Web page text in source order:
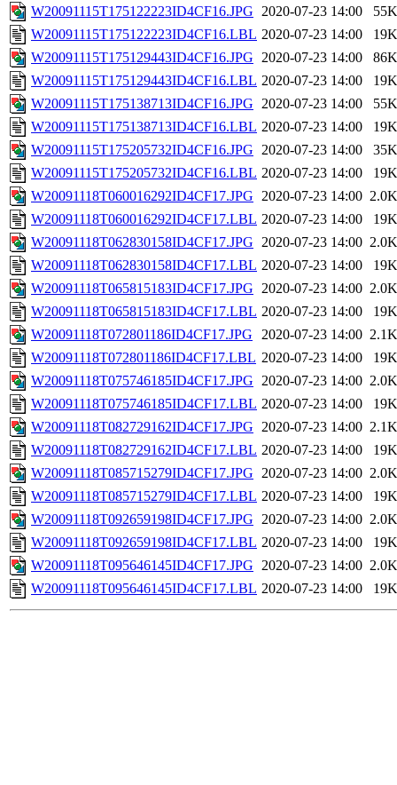
W20091115T175122223ID4CF16.JPG 2020-07-23 14:00
55K
W20091115T175122223ID4CF16.LBL 2020-07-23 14:00
19K
W20091115T175129443ID4CF16.JPG 2020-07-23 14:00
86K
W20091115T175129443ID4CF16.LBL 2020-07-23 14:00
19K
W20091115T175138713ID4CF16.JPG 2020-07-23 14:00
55K
W20091115T175138713ID4CF16.LBL 2020-07-23 14:00
19K
W20091115T175205732ID4CF16.JPG 2020-07-23 14:00
35K
W20091115T175205732ID4CF16.LBL 2020-07-23 14:00
19K
W20091118T060016292ID4CF17.JPG 2020-07-23 14:00 2.0K
W20091118T060016292ID4CF17.LBL 2020-07-23 14:00
19K
W20091118T062830158ID4CF17.JPG 2020-07-23 14:00 2.0K
W20091118T062830158ID4CF17.LBL 2020-07-23 14:00
19K
W20091118T065815183ID4CF17.JPG 2020-07-23 14:00 2.0K
W20091118T065815183ID4CF17.LBL 2020-07-23 14:00
19K
W20091118T072801186ID4CF17.JPG
2020-07-23 14:00 2.1K
W20091118T072801186ID4CF17.LBL 2020-07-23 14:00
19K
W20091118T075746185ID4CF17.JPG 2020-07-23 14:00 2.0K
W20091118T075746185ID4CF17.LBL 2020-07-23 14:00
19K
W20091118T082729162ID4CF17.JPG 2020-07-23 14:00 2.1K
W20091118T082729162ID4CF17.LBL 2020-07-23 14:00
19K
W20091118T085715279ID4CF17.JPG 2020-07-23 14:00 2.0K
W20091118T085715279ID4CF17.LBL 2020-07-23 14:00
19K
W20091118T092659198ID4CF17.JPG 2020-07-23 14:00 2.0K
W20091118T092659198ID4CF17.LBL 2020-07-23 14:00
19K
W20091118T095646145ID4CF17.JPG 2020-07-23 14:00 2.0K
W20091118T095646145ID4CF17.LBL 2020-07-23 14:00 19K